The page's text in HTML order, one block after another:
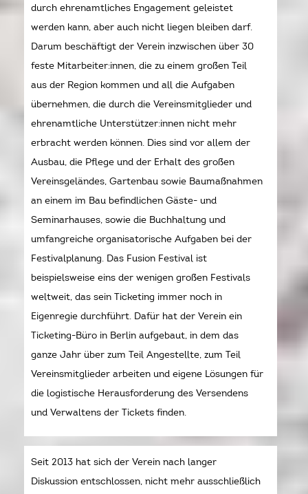
durch ehrenamtliches Engagement geleistet
werden kann, aber auch nicht liegen bleiben darf.
Darum beschäftigt der Verein inzwischen über 30
feste Mitarbeiter:innen, die zu einem großen Teil
aus der Region kommen und all die Aufgaben
übernehmen, die durch die Vereinsmitglieder und
ehrenamtliche Unterstützer:innen nicht mehr
erbracht werden können. Dies sind vor allem der
Ausbau, die Pflege und der Erhalt des großen
Vereinsgeländes, Gartenbau sowie Baumaßnahmen
an einem im Bau befindlichen Gäste- und
Seminarhauses, sowie die Buchhaltung und
umfangreiche organisatorische Aufgaben bei der
Festivalplanung. Das Fusion Festival ist
beispielsweise eins der wenigen großen Festivals
weltweit, das sein Ticketing immer noch in
Eigenregie durchführt. Dafür hat der Verein ein
Ticketing-Büro in Berlin aufgebaut, in dem das
ganze Jahr über zum Teil Angestellte, zum Teil
Vereinsmitglieder arbeiten und eigene Lösungen für
die logistische Herausforderung des Versendens
und Verwaltens der Tickets finden.
Seit 2013 hat sich der Verein nach langer
Diskussion entschlossen, nicht mehr ausschließlich